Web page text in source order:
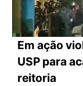
Em ação
USP para
reitoria